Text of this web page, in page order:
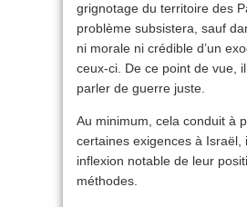
grignotage du territoire des
problème subsistera, sauf
ni morale ni crédible d’un
ceux-ci. De ce point de vue,
parler de guerre juste.
Au minimum, cela conduit à
certaines exigences à Israël,
inflexion notable de leur
méthodes.